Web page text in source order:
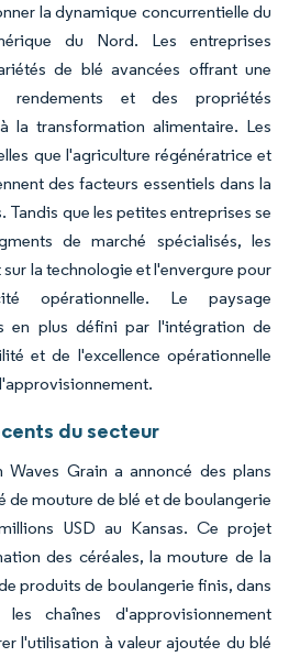
la dynamique concurrentielle du
du Nord. Les entreprises
de blé avancées offrant une
rendements et des propriétés
la transformation alimentaire. Les
que l'agriculture régénératrice et
des facteurs essentiels dans la
Tandis que les petites entreprises se
de marché spécialisés, les
la technologie et l'envergure pour
opérationnelle. Le paysage
en plus défini par l'intégration de
et de l'excellence opérationnelle
du secteur
Grain a annoncé des plans
de mouture de blé et de boulangerie
USD au Kansas. Ce projet
des céréales, la mouture de la
produits de boulangerie finis, dans
chaînes d'approvisionnement
l'utilisation à valeur ajoutée du blé